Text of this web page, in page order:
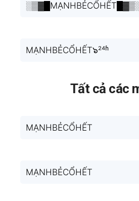
MẠNHBẺCỔHẾT๖²⁴ʱ
Tất cả các
MẠNHBẺCỔHẾT
MẠNHBẺCỔHẾT